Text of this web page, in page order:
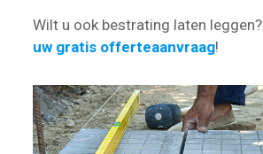
Wilt u ook bestrating laten leggen?
uw gratis offerteaanvraag!